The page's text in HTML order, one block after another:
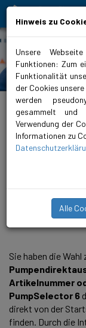
biralitalia.it
Biral
Einfachste
Der Biral
Bedienkonzept
Funktionen wie
Sie haben die
Artikelnummer
PumpSelector 6
direkt von der
finden. Durch die
Hinweis zu
Unsere
Funktionen: Zum
Funktionalität
der Cookies
werden
gesammelt und
Verwendung der
Informationen zu
Alle